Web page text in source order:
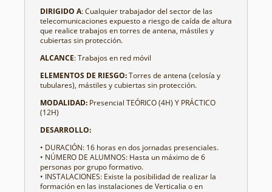
DIRIGIDO A: Cualquier trabajador del sector de las
telecomunicaciones expuesto a riesgo de caída de altura
que realice trabajos en torres de antena, mástiles y
cubiertas sin protección.
ALCANCE: Trabajos en red móvil
ELEMENTOS DE RIESGO:Torres de antena (celosía y
tubulares), mástiles y cubiertas sin protección.
MODALIDAD: Presencial TEÓRICO (4H) Y PRÁCTICO
(12H)
DESARROLLO:
• DURACIÓN: 16 horas en dos jornadas presenciales.
• NÚMERO DE ALUMNOS: Hasta un máximo de 6
personas por grupo formativo.
• INSTALACIONES: Existe la posibilidad de realizar la
formación en las instalaciones de Verticalia o en